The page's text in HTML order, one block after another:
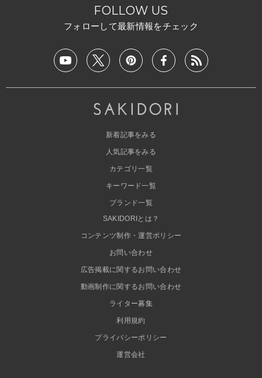
FOLLOW US
フォローして最新情報をチェック
新着記事をみる
人気記事をみる
カテゴリ一覧
キーワード一覧
ブランド一覧
SAKIDORIとは？
コンテンツ制作・運営ポリシー
お問い合わせ
広告掲載に関するお問い合わせ
動画制作に関するお問い合わせ
ライター募集
利用規約
プライバシーポリシー
運営会社